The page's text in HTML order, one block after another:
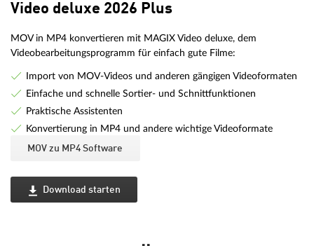
Video deluxe 2026 Plus
MOV in MP4 konvertieren mit MAGIX Video deluxe, dem
Videobearbeitungsprogramm für einfach gute Filme:
Import von MOV-Videos und anderen gängigen Videoformaten
Einfache und schnelle Sortier- und Schnittfunktionen
Praktische Assistenten
Konvertierung in MP4 und andere wichtige Videoformate
MOV zu MP4 Software
Download starten